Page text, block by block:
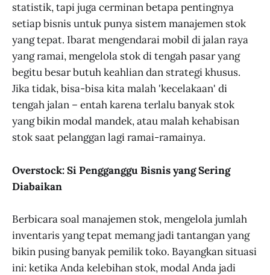
statistik, tapi juga cerminan betapa pentingnya
setiap bisnis untuk punya sistem manajemen stok
yang tepat. Ibarat mengendarai mobil di jalan raya
yang ramai, mengelola stok di tengah pasar yang
begitu besar butuh keahlian dan strategi khusus.
Jika tidak, bisa-bisa kita malah 'kecelakaan' di
tengah jalan – entah karena terlalu banyak stok
yang bikin modal mandek, atau malah kehabisan
stok saat pelanggan lagi ramai-ramainya.
Overstock: Si Pengganggu Bisnis yang Sering
Diabaikan
Berbicara soal manajemen stok, mengelola jumlah
inventaris yang tepat memang jadi tantangan yang
bikin pusing banyak pemilik toko. Bayangkan situasi
ini: ketika Anda kelebihan stok, modal Anda jadi